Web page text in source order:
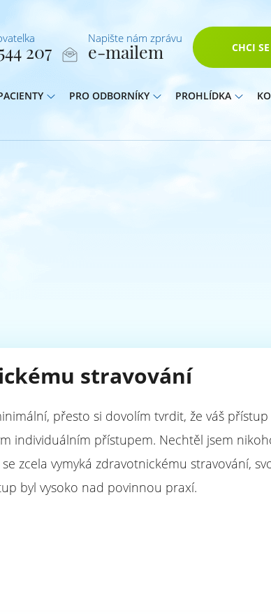
207
Napište nám zprávu
e-mailem CHCI
PRO ODBORNÍKY PROHLÍDKA
stravování
přesto si dovolím tvrdit, že váš přístup
individuálním přístupem. Nechtěl jsem
zcela vymyká zdravotnickému stravování,
byl vysoko nad povinnou praxí.